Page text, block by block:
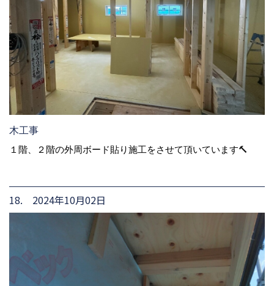
木工事
１階、２階の外周ボード貼り施工をさせて頂いています🔨
18. 2024年10月02日